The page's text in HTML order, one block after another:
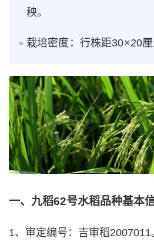
秧。
栽培密度：行株距30×20厘
一、九稻62号水稻品种基本
1、审定编号：吉审稻2007011